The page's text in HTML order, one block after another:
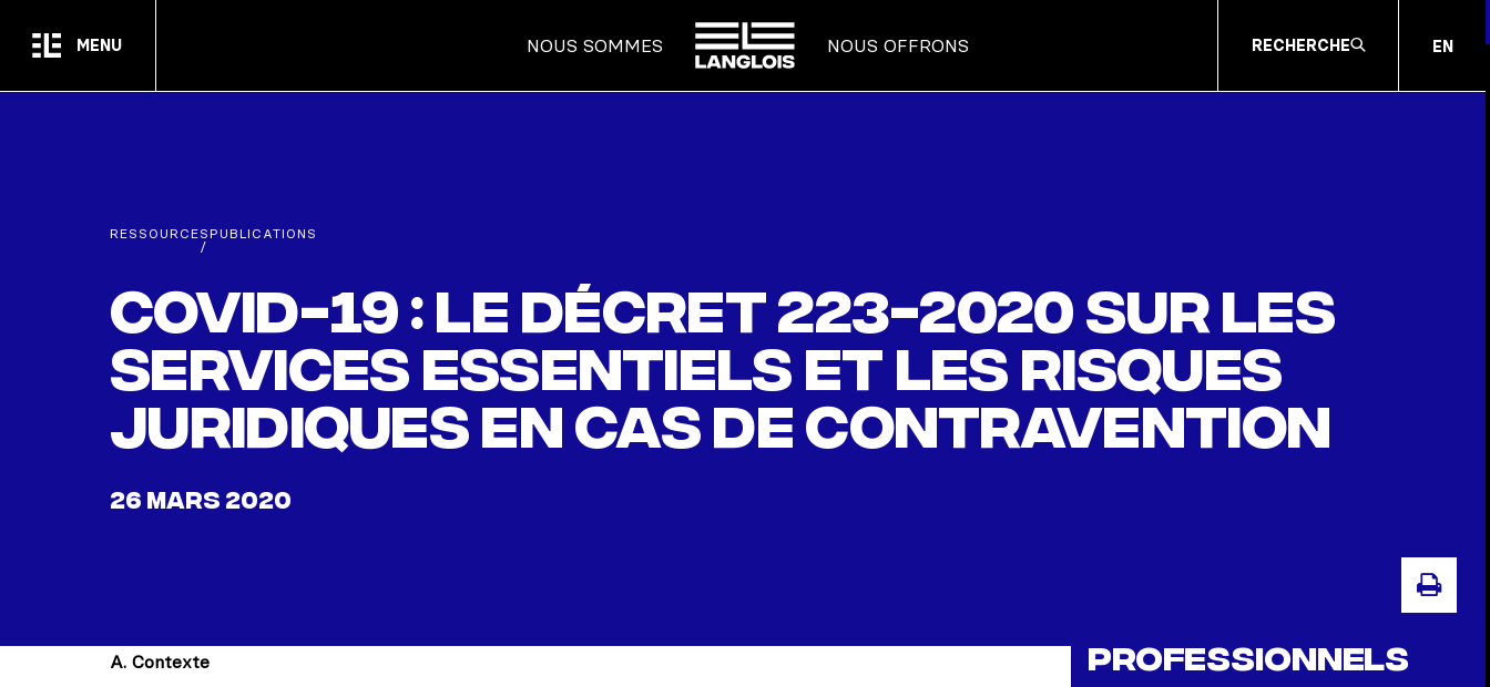
MENU NOUS SOMMES
ACCUEIL
NOUS OFFRONS RECHERCHE EN
RESSOURCES
/
PUBLICATIONS
COVID-19 : le décret 223-2020 sur les
services essentiels et les risques
juridiques en cas de contravention
26 MARS 2020
A. Contexte Professionnels